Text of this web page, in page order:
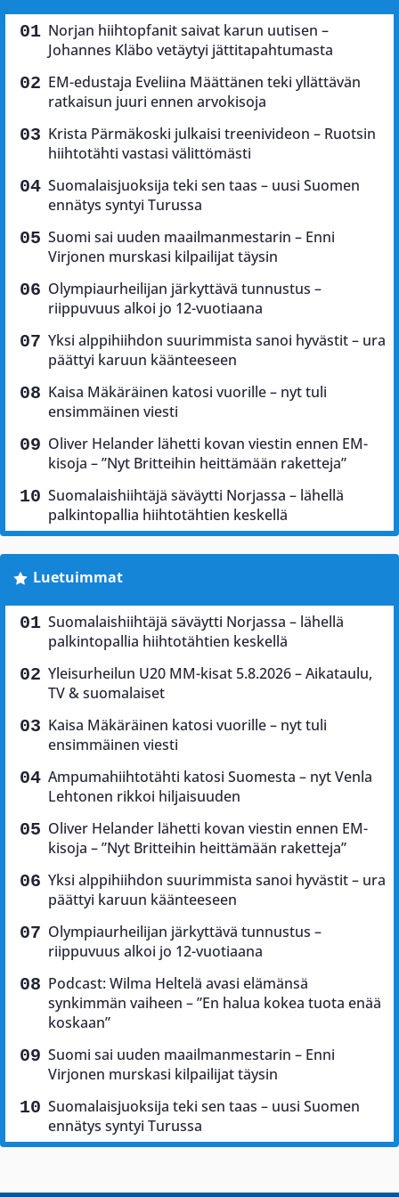
Norjan hiihtopfanit saivat karun uutisen –
Johannes Kläbo vetäytyi jättitapahtumasta
EM-edustaja Eveliina Määttänen teki yllättävän
ratkaisun juuri ennen arvokisoja
Krista Pärmäkoski julkaisi treenivideon – Ruotsin
hiihtotähti vastasi välittömästi
Suomalaisjuoksija teki sen taas – uusi Suomen
ennätys syntyi Turussa
Suomi sai uuden maailmanmestarin – Enni
Virjonen murskasi kilpailijat täysin
Olympiaurheilijan järkyttävä tunnustus –
riippuvuus alkoi jo 12-vuotiaana
Yksi alppihiihdon suurimmista sanoi hyvästit – ura
päättyi karuun käänteeseen
Kaisa Mäkäräinen katosi vuorille – nyt tuli
ensimmäinen viesti
Oliver Helander lähetti kovan viestin ennen EM-
kisoja – ”Nyt Britteihin heittämään raketteja”
Suomalaishiihtäjä säväytti Norjassa – lähellä
palkintopallia hiihtotähtien keskellä
Luetuimmat
Suomalaishiihtäjä säväytti Norjassa – lähellä
palkintopallia hiihtotähtien keskellä
Yleisurheilun U20 MM-kisat 5.8.2026 – Aikataulu,
TV & suomalaiset
Kaisa Mäkäräinen katosi vuorille – nyt tuli
ensimmäinen viesti
Ampumahiihtotähti katosi Suomesta – nyt Venla
Lehtonen rikkoi hiljaisuuden
Oliver Helander lähetti kovan viestin ennen EM-
kisoja – ”Nyt Britteihin heittämään raketteja”
Yksi alppihiihdon suurimmista sanoi hyvästit – ura
päättyi karuun käänteeseen
Olympiaurheilijan järkyttävä tunnustus –
riippuvuus alkoi jo 12-vuotiaana
Podcast: Wilma Heltelä avasi elämänsä
synkimmän vaiheen – ”En halua kokea tuota enää
koskaan”
Suomi sai uuden maailmanmestarin – Enni
Virjonen murskasi kilpailijat täysin
Suomalaisjuoksija teki sen taas – uusi Suomen
ennätys syntyi Turussa